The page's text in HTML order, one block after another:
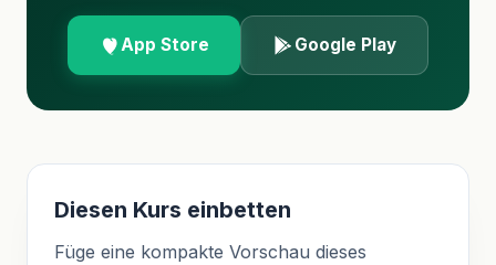
App Store Google Play
Diesen Kurs einbetten
Füge eine kompakte Vorschau dieses